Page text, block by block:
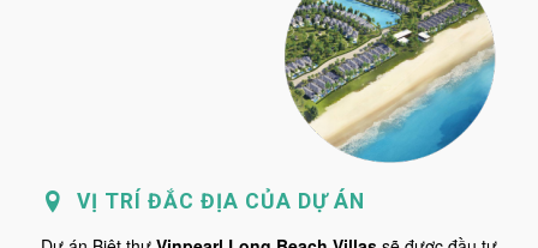
VỊ TRÍ ĐẮC ĐỊA CỦA DỰ ÁN